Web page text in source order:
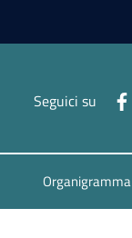
Seguici su
Organigramma